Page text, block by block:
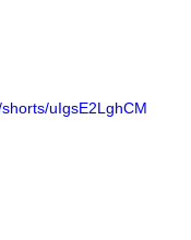
uIgsE2LghCM